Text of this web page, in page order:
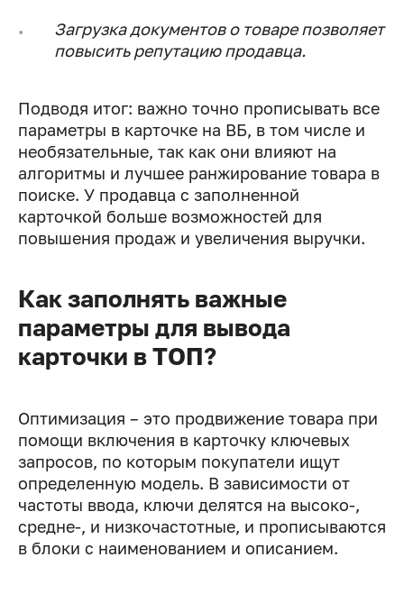
Загрузка документов о товаре позволяет
повысить репутацию продавца.
Подводя итог: важно точно прописывать все
параметры в карточке на ВБ, в том числе и
необязательные, так как они влияют на
алгоритмы и лучшее ранжирование товара в
поиске. У продавца с заполненной
карточкой больше возможностей для
повышения продаж и увеличения выручки.
Как заполнять важные
параметры для вывода
карточки в ТОП?
Оптимизация – это продвижение товара при
помощи включения в карточку ключевых
запросов, по которым покупатели ищут
определенную модель. В зависимости от
частоты ввода, ключи делятся на высоко-,
средне-, и низкочастотные, и прописываются
в блоки с наименованием и описанием.